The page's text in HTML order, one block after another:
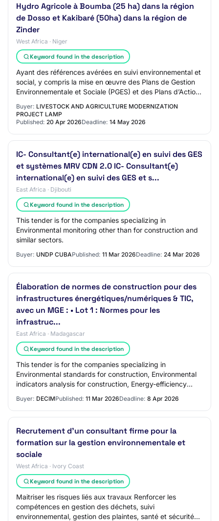
Hydro Agricole à Boumba (25 ha) dans la région
de Dosso et Kakibaré (50ha) dans la région de
Zinder
West Africa · Niger
Keyword found in the description
Ayant des références avérées en suivi environnemental et
social, y compris la mise en œuvre des Plans de Gestion
Environnementale et Sociale (PGES) et des Plans d’Action
Buyer: LIVESTOCK AND AGRICULTURE MODERNIZATION
PROJECT LAMP
Published: 20 Apr 2026Deadline: 14 May 2026
IC- Consultant(e) international(e) en suivi des GES
et systèmes MRV CDN 2.0 IC- Consultant(e)
international(e) en suivi des GES et s...
East Africa · Djibouti
Keyword found in the description
This tender is for the companies specializing in
Environmental monitoring other than for construction and
similar sectors.
Buyer: UNDP CUBAPublished: 11 Mar 2026Deadline: 24 Mar 2026
Élaboration de normes de construction pour des
infrastructures énergétiques/numériques & TIC,
avec un MGE : • Lot 1 : Normes pour les
infrastruc...
East Africa · Madagascar
Keyword found in the description
This tender is for the companies specializing in
Environmental standards for construction, Environmental
indicators analysis for construction, Energy-efficiency
Buyer: DECIMPublished: 11 Mar 2026Deadline: 8 Apr 2026
Recrutement d’un consultant firme pour la
formation sur la gestion environnementale et
sociale
West Africa · Ivory Coast
Keyword found in the description
Maitriser les risques liés aux travaux Renforcer les
compétences en gestion des déchets, suivi
environnemental, gestion des plaintes, santé et sécurité